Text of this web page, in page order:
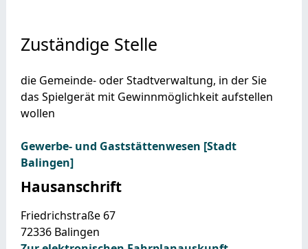
Zuständige Stelle
die Gemeinde- oder Stadtverwaltung, in der Sie
das Spielgerät mit Gewinnmöglichkeit aufstellen
wollen
Gewerbe- und Gaststättenwesen [Stadt
Balingen]
Hausanschrift
Friedrichstraße 67
72336 Balingen